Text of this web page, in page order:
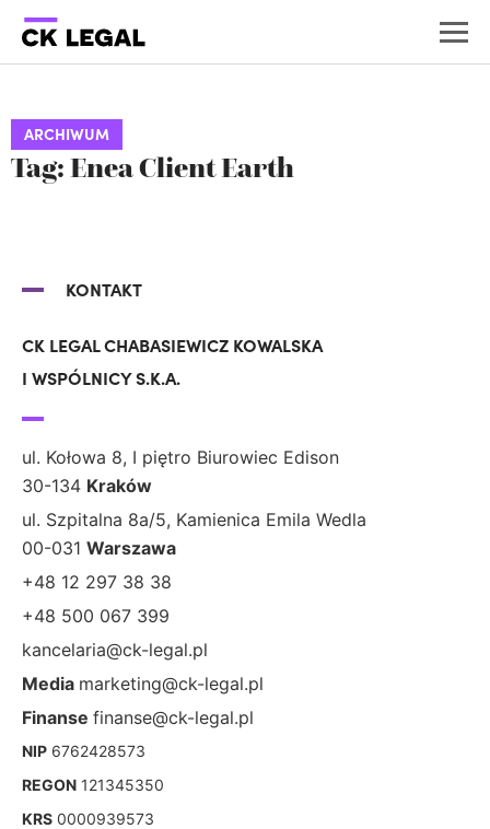
ARCHIWUM
Tag: Enea Client Earth
KONTAKT
CK LEGAL CHABASIEWICZ KOWALSKA
I WSPÓLNICY S.K.A.
ul. Kołowa 8, I piętro Biurowiec Edison
30-134 Kraków
ul. Szpitalna 8a/5, Kamienica Emila Wedla
00-031 Warszawa
+48 12 297 38 38
+48 500 067 399
kancelaria@ck-legal.pl
Media marketing@ck-legal.pl
Finanse finanse@ck-legal.pl
NIP 6762428573
REGON 121345350
KRS 0000939573